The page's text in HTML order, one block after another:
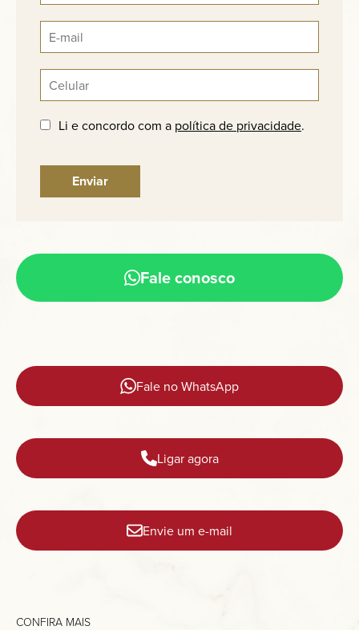
Li e concordo com a política de privacidade.
Fale conosco
Fale no WhatsApp
Ligar agora
Envie um e-mail
CONFIRA MAIS